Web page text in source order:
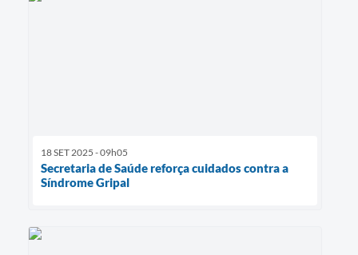
18 SET 2025 - 09h05
Secretaria de Saúde reforça cuidados contra a
Síndrome Gripal